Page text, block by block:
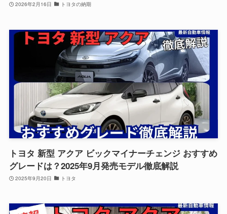
2026年2月16日 トヨタの納期
トヨタ 新型 アクア ビックマイナーチェンジ おすすめ
グレードは？2025年9月発売モデル徹底解説
2025年9月20日 トヨタ